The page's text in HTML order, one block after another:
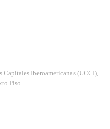
Capitales Iberoamericanas (UCCI),
Piso